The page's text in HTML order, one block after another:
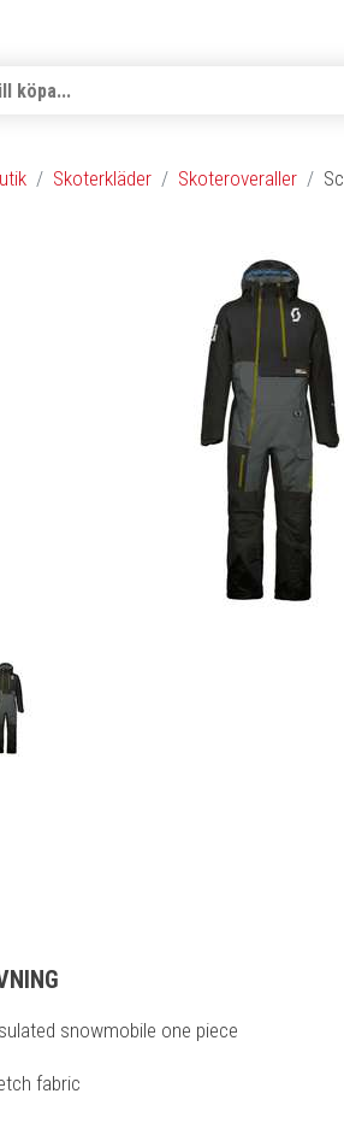
Skoterkläder Skoteroveraller
snowmobile one piece
fabric